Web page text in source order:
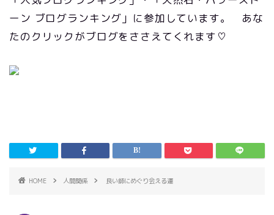
ーン ブログランキング」に参加しています。 あな
たのクリックがブログをささえてくれます♡
HOME 人間関係 良い師にめぐり会える運